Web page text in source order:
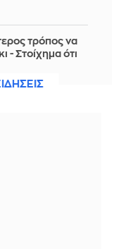
τρόπος να
- Στοίχημα ότι